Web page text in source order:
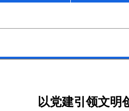
以党建引领文明